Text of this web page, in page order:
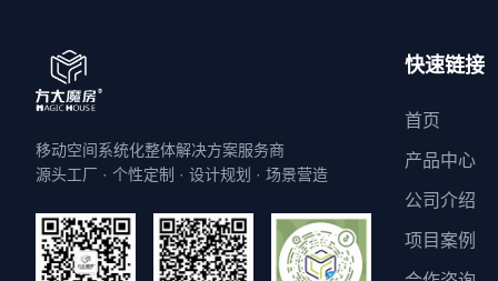
移动空间系统化整体解决方案服务商
源头工厂 · 个性定制 · 设计规划 · 场景营造
快速链接
首页
产品中心
公司介绍
项目案例